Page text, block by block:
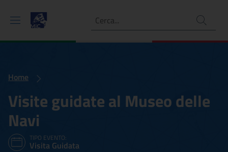
Ricerca
Home
Visite guidate al Museo delle
Navi
TIPO EVENTO:
Visita Guidata